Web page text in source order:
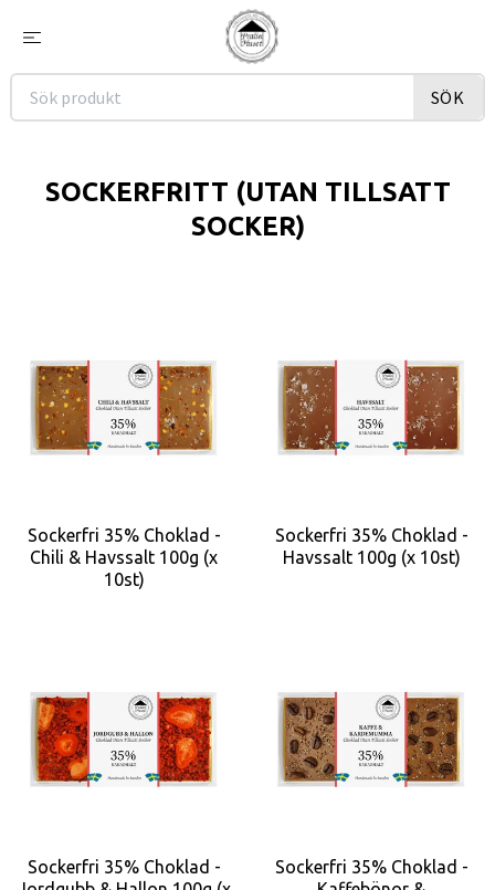
SÖK
SOCKERFRITT (UTAN TILLSATT
SOCKER)
Sockerfri 35% Choklad -
Chili & Havssalt 100g (x
10st)
Sockerfri 35% Choklad -
Havssalt 100g (x 10st)
Sockerfri 35% Choklad -
Sockerfri 35% Choklad -